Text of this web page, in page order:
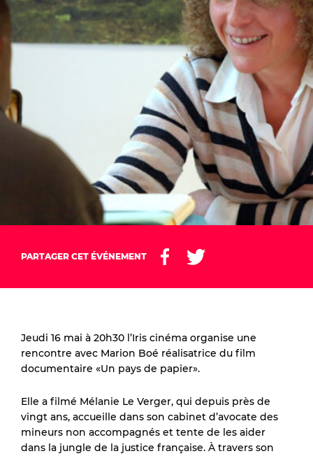
PARTAGER CET ÉVÉNEMENT
Jeudi 16 mai à 20h30 l’Iris cinéma organise une
rencontre avec Marion Boé réalisatrice du film
documentaire «Un pays de papier».
Elle a filmé Mélanie Le Verger, qui depuis près de
vingt ans, accueille dans son cabinet d’avocate des
mineurs non accompagnés et tente de les aider
dans la jungle de la justice française. À travers son